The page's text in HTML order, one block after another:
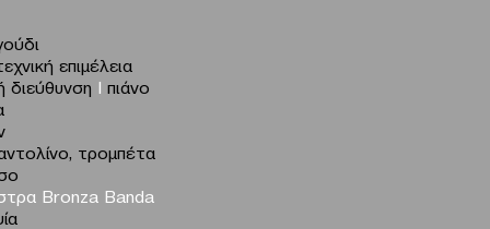
επιμέλεια
διεύθυνση Ι πιάνο
τρομπέτα
Bronza Banda